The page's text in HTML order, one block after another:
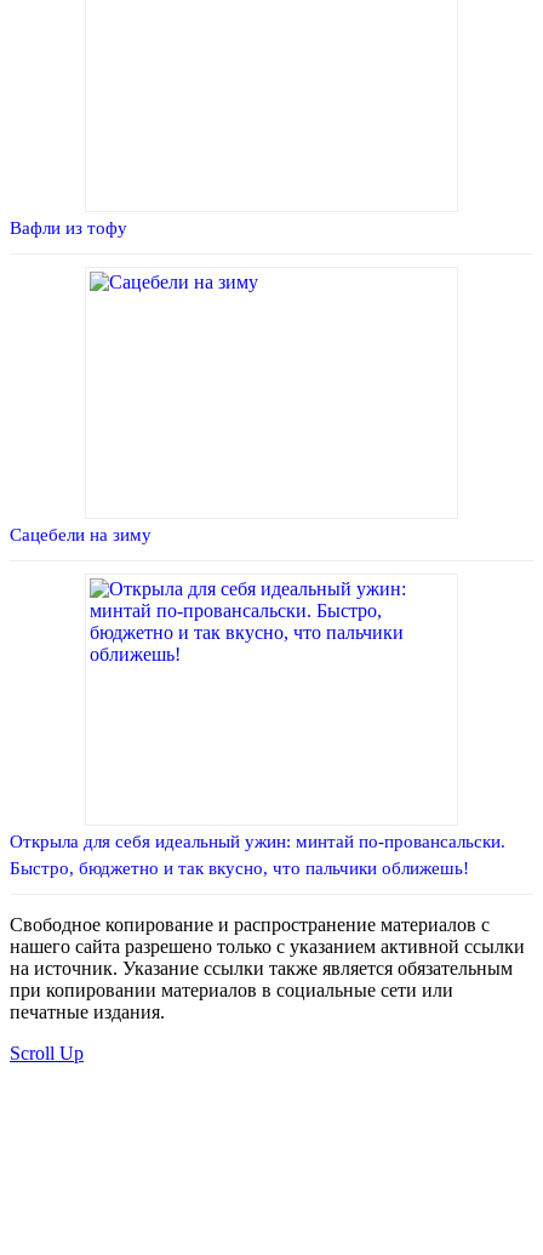
Вафли из тофу
Сацебели на зиму
Открыла для себя идеальный ужин: минтай по-провансальски.
Быстро, бюджетно и так вкусно, что пальчики оближешь!
Свободное копирование и распространение материалов с
нашего сайта разрешено только с указанием активной ссылки
на источник. Указание ссылки также является обязательным
при копировании материалов в социальные сети или
печатные издания.
Scroll Up